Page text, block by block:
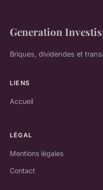
Generation
Briques, dividendes et
LIENS
Accueil
LÉGAL
Mentions légales
Contact